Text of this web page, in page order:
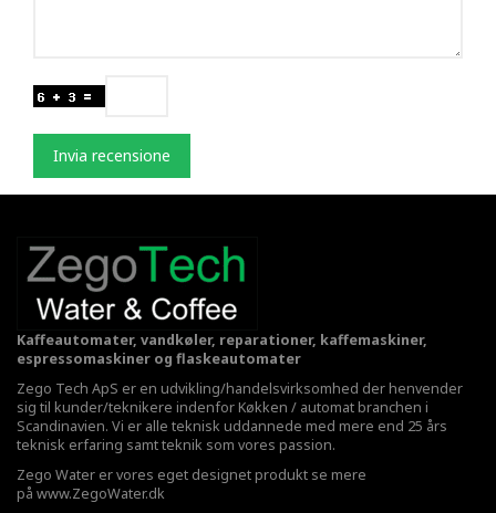
Invia recensione
Kaffeautomater, vandkøler, reparationer, kaffemaskiner,
espressomaskiner og flaskeautomater
Zego Tech ApS er en udvikling/handelsvirksomhed der henvender
sig til kunder/teknikere indenfor Køkken / automat branchen i
Scandinavien. Vi er alle teknisk uddannede med mere end 25 års
teknisk erfaring samt teknik som vores passion.
Zego Water er vores eget designet produkt se mere
på www.ZegoWater.dk